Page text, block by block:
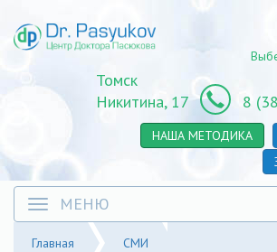
основному
Томск
Никитина, 17
8
НАША МЕТОДИКА
МЕНЮ
Главная СМИ